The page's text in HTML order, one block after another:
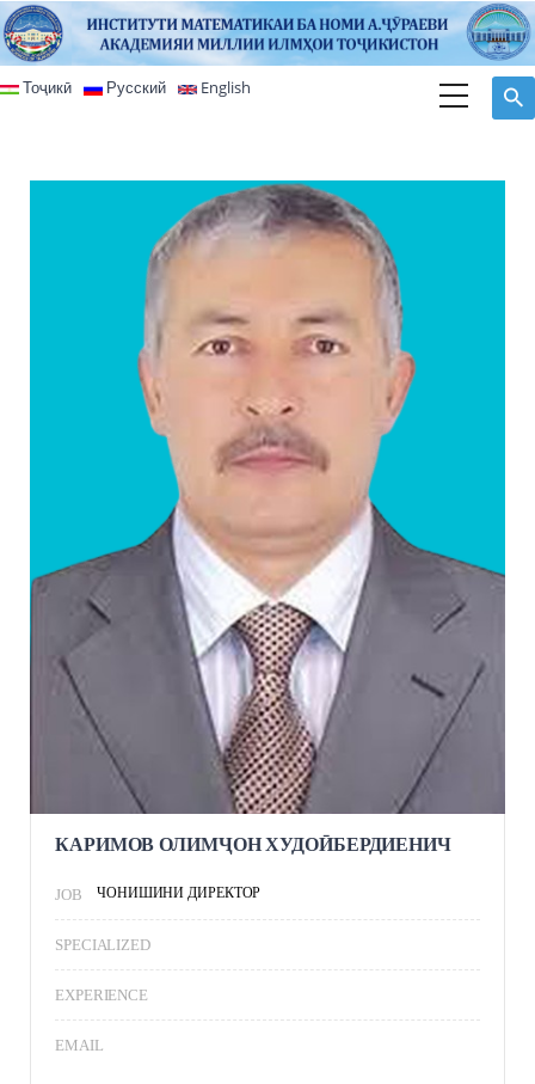
Перейти к основному содержанию
Тоҷикӣ Русский English
КАРИМОВ ОЛИМҶОН ХУДОӢБЕРДИЕНИЧ
JOB ЧОНИШИНИ ДИРЕКТОР
SPECIALIZED
EXPERIENCE
EMAIL